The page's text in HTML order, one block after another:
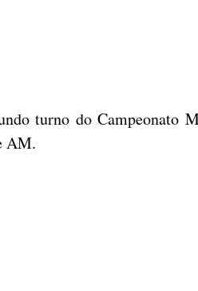
turno do Campeonato
AM.